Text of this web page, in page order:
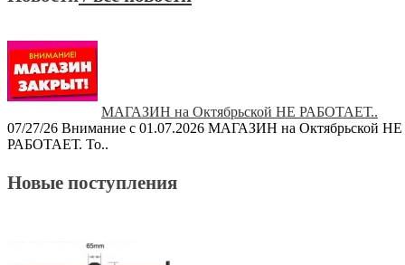
МАГАЗИН на Октябрьской НЕ РАБОТАЕТ..
07/27/26 Внимание с 01.07.2026 МАГАЗИН на Октябрьской НЕ
РАБОТАЕТ. То..
Новые поступления